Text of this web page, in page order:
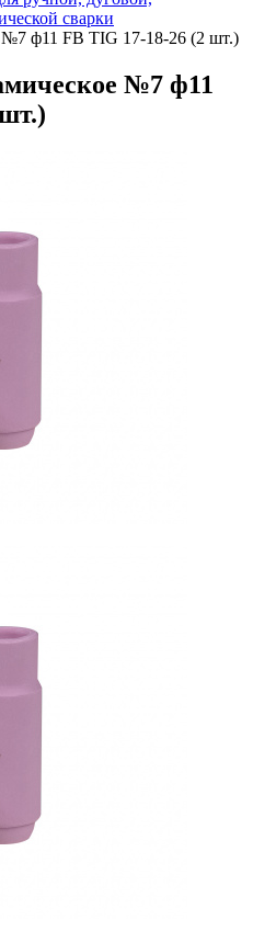
сварки
ф11 FB TIG 17-18-26 (2 шт.)
№7 ф11